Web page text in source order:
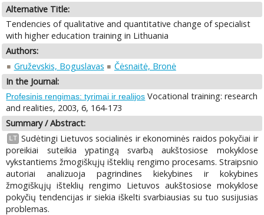
Alternative Title:
Tendencies of qualitative and quantitative change of specialist
with higher education training in Lithuania
Authors:
Gruževskis, Boguslavas
Čėsnaitė, Bronė
In the Journal:
Profesinis rengimas: tyrimai ir realijos Vocational training: research
and realities, 2003, 6, 164-173
Summary / Abstract:
LT Sudėtingi Lietuvos socialinės ir ekonominės raidos pokyčiai ir
poreikiai suteikia ypatingą svarbą aukštosiose mokyklose
vykstantiems žmogiškųjų išteklių rengimo procesams. Straipsnio
autoriai analizuoja pagrindines kiekybines ir kokybines
žmogiškųjų išteklių rengimo Lietuvos aukštosiose mokyklose
pokyčių tendencijas ir siekia iškelti svarbiausias su tuo susijusias
problemas.